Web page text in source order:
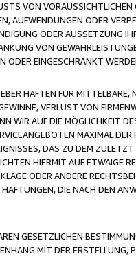
VON
AUFWENDUNGEN ODER
ODER AUSSETZUNG
VON
ODER EINGESCHRÄNKT
HAFTEN FÜR
VERLUST VON
WIR AUF DIE MÖGLICHKEIT
MAXIMAL
DAS ZU DEM
HIERMIT AUF ETWAIGE
ODER ANDERE
DIE NACH DEN
GESETZLICHEN
MIT DER ERSTELLUNG,